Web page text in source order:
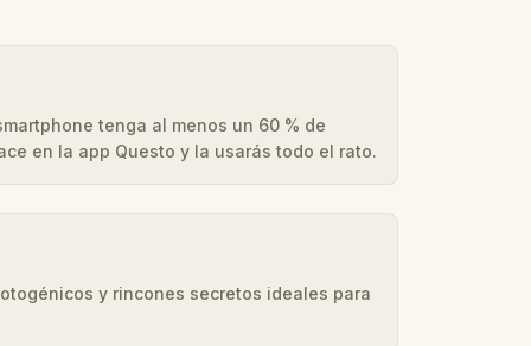
tenga al menos un 60 % de
en la app Questo y la usarás todo el rato.
y rincones secretos ideales para